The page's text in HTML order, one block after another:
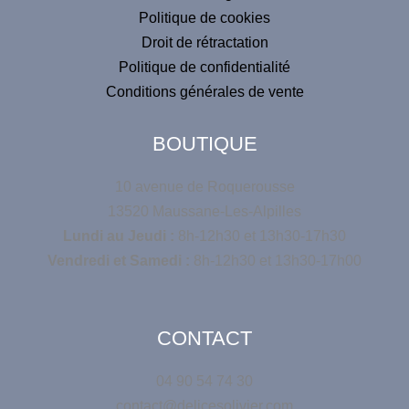
Politique de cookies
Droit de rétractation
Politique de confidentialité
Conditions générales de vente
BOUTIQUE
10 avenue de Roquerousse
13520 Maussane-Les-Alpilles
Lundi au Jeudi : 8h-12h30 et 13h30-17h30
Vendredi et Samedi : 8h-12h30 et 13h30-17h00
CONTACT
04 90 54 74 30
contact@delicesolivier.com